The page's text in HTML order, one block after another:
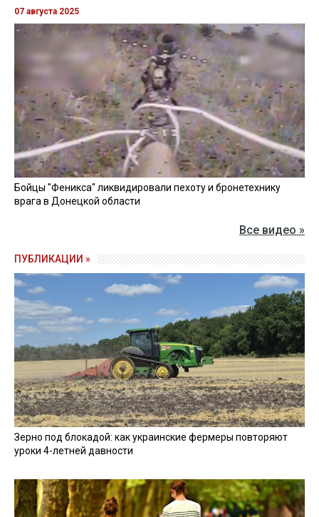
07 августа 2025
Бойцы "Феникса" ликвидировали пехоту и бронетехнику
врага в Донецкой области
Все видео »
ПУБЛИКАЦИИ »
Зерно под блокадой: как украинские фермеры повторяют
уроки 4-летней давности